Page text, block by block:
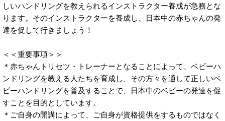
しいハンドリングを教えられるインストラクター養成が急務とな
ります。そのインストラクターを養成し、日本中の赤ちゃんの発
達を促して行きましょう！
＜＜重要事項＞＞
＊赤ちゃんトリセツ・トレーナーとなることによって、ベビーハ
ンドリングを教える人たちを育成し、その方々を通して正しいベ
ビーハンドリングを普及することで、日本中のベビーの発達を促
すことを目的としています。
＊ご自身の開講によって、ご自身が資格提供をするものではなく